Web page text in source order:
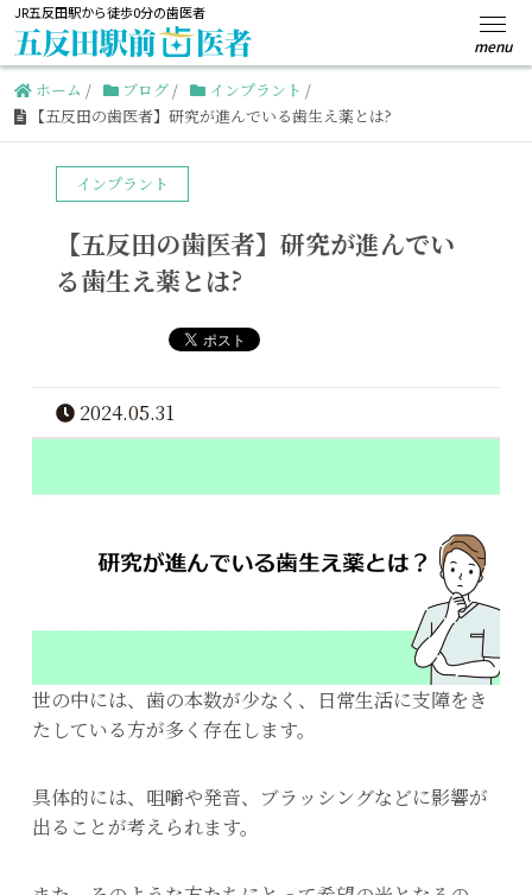
JR五反田駅から徒歩0分の歯医者
ホーム / ブログ / インプラント /
【五反田の歯医者】研究が進んでいる歯生え薬とは?
インプラント
【五反田の歯医者】研究が進んでい
る歯生え薬とは?
2024.05.31
世の中には、歯の本数が少なく、日常生活に支障をき
たしている方が多く存在します。
具体的には、咀嚼や発音、ブラッシングなどに影響が
出ることが考えられます。